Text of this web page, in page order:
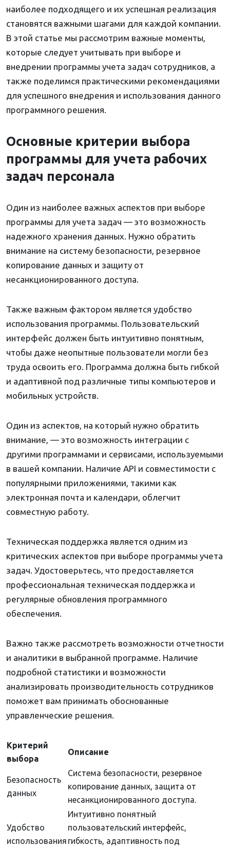
наиболее подходящего и их успешная реализация
становятся важными шагами для каждой компании.
В этой статье мы рассмотрим важные моменты,
которые следует учитывать при выборе и
внедрении программы учета задач сотрудников, а
также поделимся практическими рекомендациями
для успешного внедрения и использования данного
программного решения.
Основные критерии выбора
программы для учета рабочих
задач персонала
Один из наиболее важных аспектов при выборе
программы для учета задач — это возможность
надежного хранения данных. Нужно обратить
внимание на систему безопасности, резервное
копирование данных и защиту от
несанкционированного доступа.
Также важным фактором является удобство
использования программы. Пользовательский
интерфейс должен быть интуитивно понятным,
чтобы даже неопытные пользователи могли без
труда освоить его. Программа должна быть гибкой
и адаптивной под различные типы компьютеров и
мобильных устройств.
Один из аспектов, на который нужно обратить
внимание, — это возможность интеграции с
другими программами и сервисами, используемыми
в вашей компании. Наличие API и совместимости с
популярными приложениями, такими как
электронная почта и календари, облегчит
совместную работу.
Техническая поддержка является одним из
критических аспектов при выборе программы учета
задач. Удостоверьтесь, что предоставляется
профессиональная техническая поддержка и
регулярные обновления программного
обеспечения.
Важно также рассмотреть возможности отчетности
и аналитики в выбранной программе. Наличие
подробной статистики и возможности
анализировать производительность сотрудников
поможет вам принимать обоснованные
управленческие решения.
Критерий
выбора
Описание
Безопасность
данных
Система безопасности, резервное
копирование данных, защита от
несанкционированного доступа.
Удобство
использования
Интуитивно понятный
пользовательский интерфейс,
гибкость, адаптивность под